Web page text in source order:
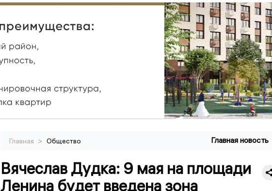
Главная > Общество Главная новость
Вячеслав Дудка: 9 мая на площади
Ленина будет введена зона